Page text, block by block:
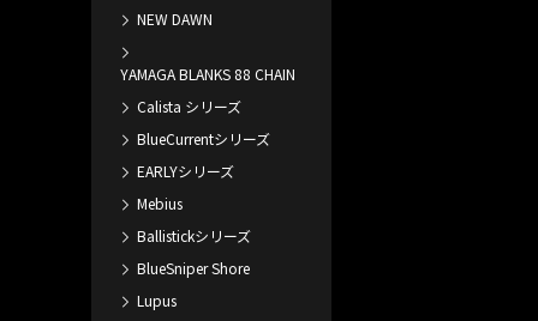
NEW DAWN
YAMAGA BLANKS 88 CHAIN
Calista シリーズ
BlueCurrentシリーズ
EARLYシリーズ
Mebius
Ballistickシリーズ
BlueSniper Shore
Lupus